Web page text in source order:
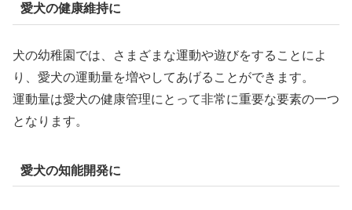
愛犬の健康維持に
犬の幼稚園では、さまざまな運動や遊びをすることによ
り、愛犬の運動量を増やしてあげることができます。
運動量は愛犬の健康管理にとって非常に重要な要素の一つ
となります。
愛犬の知能開発に